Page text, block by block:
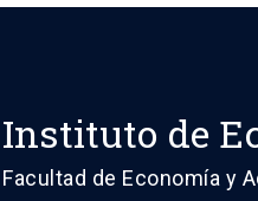
Instituto de
Facultad de Economía y